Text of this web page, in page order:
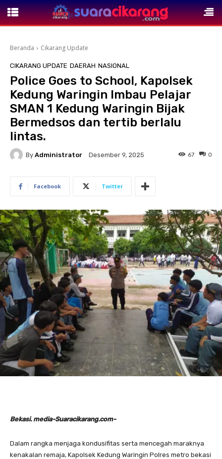
Beranda Cikarang Update
CIKARANG UPDATE DAERAH NASIONAL
Police Goes to School, Kapolsek
Kedung Waringin Imbau Pelajar
SMAN 1 Kedung Waringin Bijak
Bermedsos dan tertib berlalu
lintas.
By Administrator Desember 9, 2025 0
67
Facebook Twitter
Bekasi. media-Suaracikarang.com-
Dalam rangka menjaga kondusifitas serta mencegah maraknya
kenakalan remaja, Kapolsek Kedung Waringin Polres metro bekasi